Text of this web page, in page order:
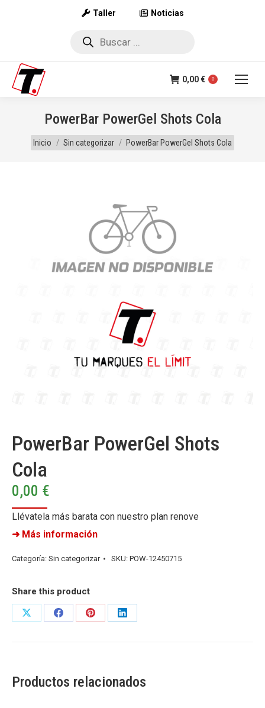
Taller Noticias
Búsqueda
0,00€ 0
PowerBar PowerGel Shots Cola
Estás aquí:
Inicio Sin categorizar PowerBar PowerGel Shots Cola
PowerBar PowerGel Shots
Cola
0,00 €
Llévatela más barata con nuestro plan renove
➜ Más información
Categoría: Sin categorizar SKU: POW-12450715
Share this product
Share
Share
Share
Share
Productos relacionados